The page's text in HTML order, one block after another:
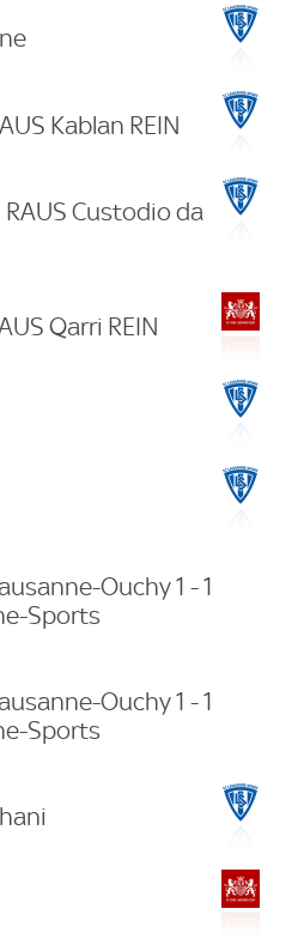
Kablan REIN
Custodio da
Qarri REIN
Ouchy 1 - 1
Sports
Ouchy 1 - 1
Sports